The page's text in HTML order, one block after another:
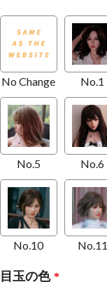
No Change No.1
No.5 No.6
No.10 No.11
目玉の色 *